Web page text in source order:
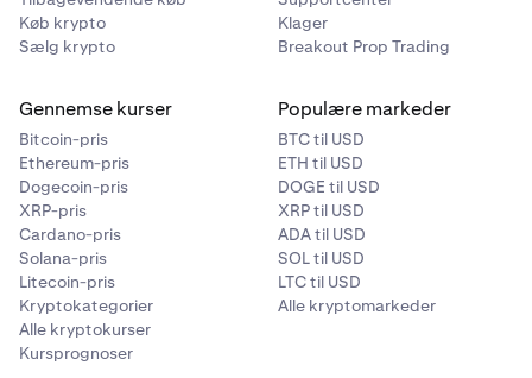
Køb krypto
Sælg krypto
Klager
Breakout Prop Trading
Gennemse kurser
Bitcoin-pris
Ethereum-pris
Dogecoin-pris
XRP-pris
Cardano-pris
Solana-pris
Litecoin-pris
Kryptokategorier
Alle kryptokurser
Kursprognoser
Populære markeder
BTC til USD
ETH til USD
DOGE til USD
XRP til USD
ADA til USD
SOL til USD
LTC til USD
Alle kryptomarkeder